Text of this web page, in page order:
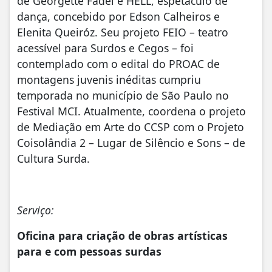
dança, concebido por Edson Calheiros e
Elenita Queiróz. Seu projeto FEIO – teatro
acessível para Surdos e Cegos – foi
contemplado com o edital do PROAC de
montagens juvenis inéditas cumpriu
temporada no município de São Paulo no
Festival MCI. Atualmente, coordena o projeto
de Mediação em Arte do CCSP com o Projeto
Coisolândia 2 – Lugar de Silêncio e Sons – de
Cultura Surda.
Serviço:
Oficina para criação de obras artísticas
para e com pessoas surdas